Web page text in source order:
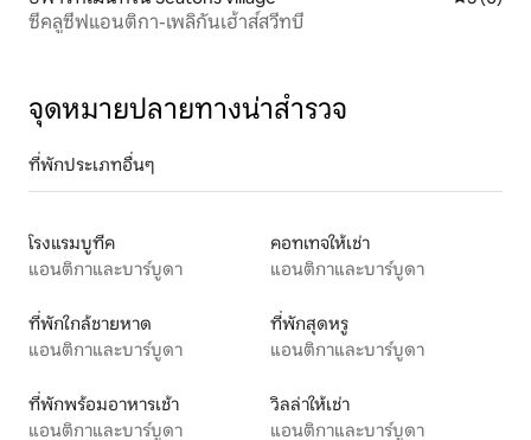
ซีคลูซีฟแอนติกา-เพลิกันเฮ้าส์สวีทบี
จุดหมายปลายทางน่าสำรวจ
ที่พักประเภทอื่นๆ
โรงแรมบูทีค
แอนติกาและบาร์บูดา
คอทเทจให้เช่า
แอนติกาและบาร์บูดา
ที่พักใกล้ชายหาด
แอนติกาและบาร์บูดา
ที่พักสุดหรู
แอนติกาและบาร์บูดา
ที่พักพร้อมอาหารเช้า
แอนติกาและบาร์บูดา
วิลล่าให้เช่า
แอนติกาและบาร์บูดา